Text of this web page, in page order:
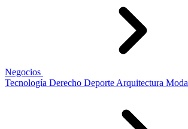
Negocios
Tecnología Derecho Deporte Arquitectura Moda